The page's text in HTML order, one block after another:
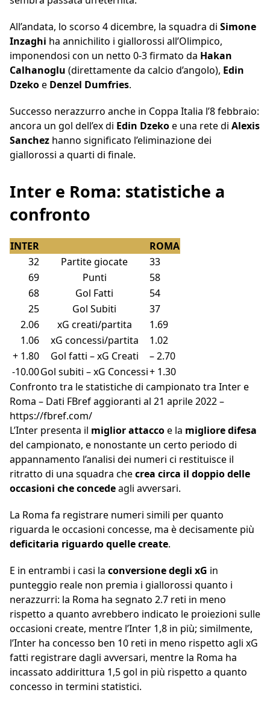
All’andata, lo scorso 4 dicembre, la squadra di Simone
Inzaghi ha annichilito i giallorossi all’Olimpico,
imponendosi con un netto 0-3 firmato da Hakan
Calhanoglu (direttamente da calcio d’angolo), Edin
Dzekoe Denzel Dumfries.
Successo nerazzurro anche in Coppa Italia l’8 febbraio:
ancora un gol dell’ex di Edin Dzekoe una rete di Alexis
Sanchez hanno significato l’eliminazione dei
giallorossi a quarti di finale.
Inter e Roma: statistiche a
confronto
INTER
ROMA
32
Partite giocate
33
69
Punti
58
68
Gol Fatti
54
25
Gol Subiti
37
2.06
xG creati/partita
1.69
1.06
xG concessi/partita
1.02
+ 1.80
Gol fatti – xG Creati
– 2.70
-10.00Gol subiti – xG Concessi+ 1.30
Confronto tra le statistiche di campionato tra Inter e
Roma – Dati FBref aggioranti al 21 aprile 2022 –
https://fbref.com/
L’Inter presenta il miglior attaccoe la migliore difesa
del campionato, e nonostante un certo periodo di
appannamento l’analisi dei numeri ci restituisce il
ritratto di una squadra checrea circa il doppio delle
occasioni che concedeagli avversari.
La Roma fa registrare numeri simili per quanto
riguarda le occasioni concesse, ma è decisamente più
deficitaria riguardo quelle create.
E in entrambi i casi la conversione degli xG in
punteggio reale non premia i giallorossi quanto i
nerazzurri: la Roma ha segnato 2.7 reti in meno
rispetto a quanto avrebbero indicato le proiezioni sulle
occasioni create, mentre l’Inter 1,8 in più; similmente,
l’Inter ha concesso ben 10 reti in meno rispetto agli xG
fatti registrare dagli avversari, mentre la Roma ha
incassato addirittura 1,5 gol in più rispetto a quanto
concesso in termini statistici.